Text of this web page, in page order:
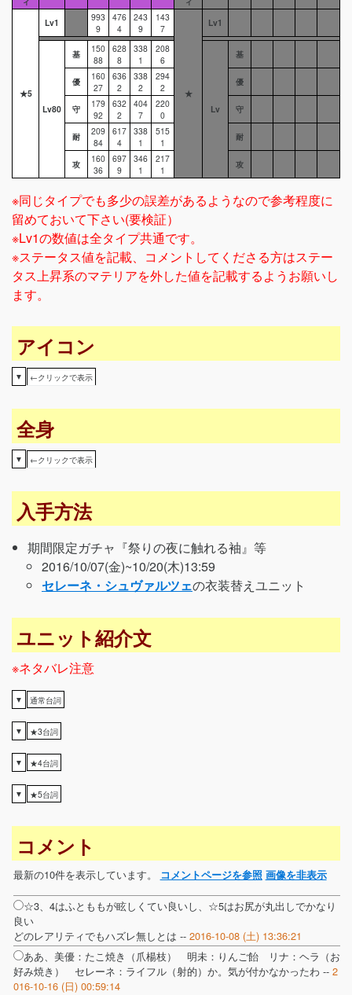
★5
Lv1
993
9
476
4
243
9
143
7
★
Lv1
Lv80
基
150
88
628
8
338
1
208
6
Lv
基
優
160
27
636
2
338
2
294
2
優
守
179
92
632
2
404
7
220
0
守
耐
209
84
617
4
338
1
515
1
耐
攻
160
36
697
9
346
1
217
1
攻
※同じタイプでも多少の誤差があるようなので参考程度に
留めておいて下さい(要検証）
※Lv1の数値は全タイプ共通です。
※ステータス値を記載、コメントしてくださる方はステー
タス上昇系のマテリアを外した値を記載するようお願いし
ます。
アイコン
▼ ←クリックで表示
全身
▼ ←クリックで表示
入手方法
期間限定ガチャ『祭りの夜に触れる袖』等
2016/10/07(金)~10/20(木)13:59
セレーネ・シュヴァルツェの衣装替えユニット
ユニット紹介文
※ネタバレ注意
▼ 通常台詞
▼ ★3台詞
▼ ★4台詞
▼ ★5台詞
コメント
最新の10件を表示しています。 コメントページを参照 画像を非表示
☆3、4はふとももが眩しくてい良いし、☆5はお尻が丸出しでかなり
良い
どのレアリティでもハズレ無しとは -- 2016-10-08 (土) 13:36:21
ああ、美優：たこ焼き（爪楊枝） 明未：りんご飴 リナ：ヘラ（お
好み焼き） セレーネ：ライフル（射的）か。気が付かなかったわ -- 2
016-10-16 (日) 00:59:14